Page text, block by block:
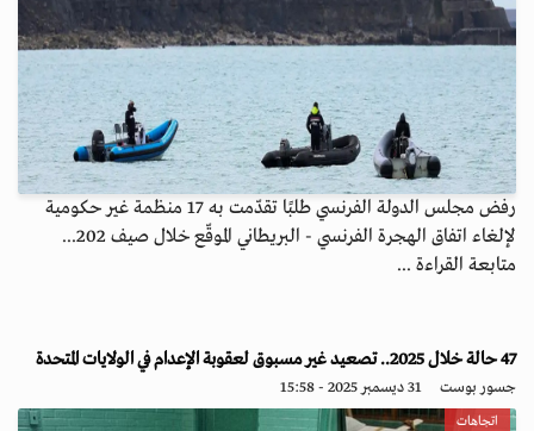
رفض مجلس الدولة الفرنسي طلبًا تقدّمت به 17 منظمة غير حكومية
لإلغاء اتفاق الهجرة الفرنسي - البريطاني الموقّع خلال صيف 202...
متابعة القراءة ...
47 حالة خلال 2025.. تصعيد غير مسبوق لعقوبة الإعدام في الولايات المتحدة
جسور بوست 31 ديسمبر 2025 - 15:58
اتجاهات